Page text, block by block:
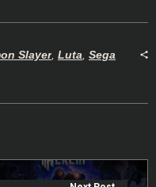
Slayer, Luta, Sega